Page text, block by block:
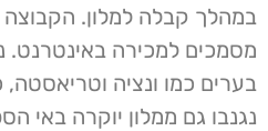
מסמכים למכירה באינטרנט.
בערים כמו ונציה
נגנבו גם ממלון יוקרה באי